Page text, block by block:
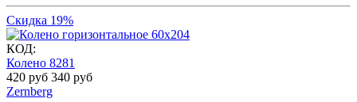
Скидка 19%
КОД:
Колено 8281
420 руб 340 руб
Zernberg